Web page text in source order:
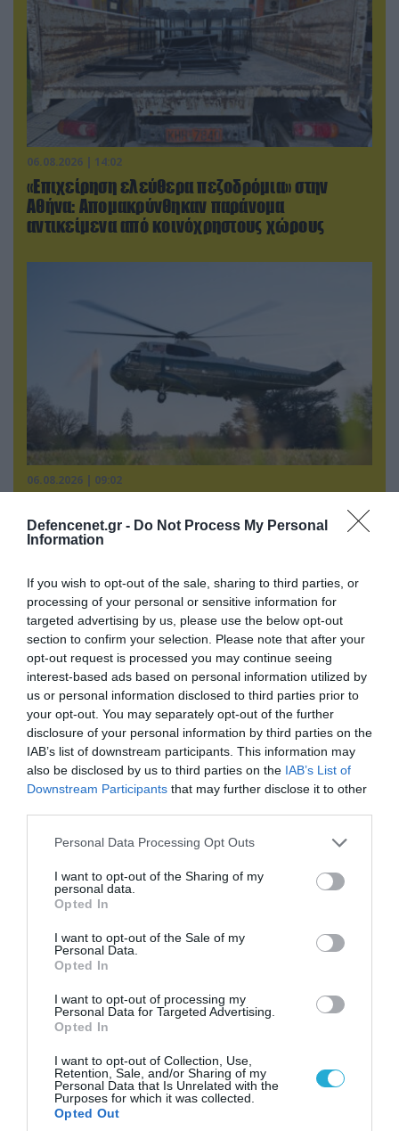
Defencenet.gr - Do Not Process My Personal
Information
If you wish to opt-out of the sale, sharing to third parties, or
processing of your personal or sensitive information for
targeted advertising by us, please use the below opt-out
section to confirm your selection. Please note that after your
opt-out request is processed you may continue seeing
interest-based ads based on personal information utilized by
us or personal information disclosed to third parties prior to
your opt-out. You may separately opt-out of the further
disclosure of your personal information by third parties on the
IAB’s list of downstream participants. This information may
also be disclosed by us to third parties on the IAB’s List of
Downstream Participants that may further disclose it to other
Please note that this website/app uses one or more Google
not limited to your visit or usage behaviour. You may click to
grant or deny consent to Google and its third-party tags to
use your data for below specified purposes in below Google
consent section.
Personal Data Processing Opt Outs
I want to opt-out of the Sharing of my
personal data.
Opted In
I want to opt-out of the Sale of my
Personal Data.
Opted In
I want to opt-out of processing my
Personal Data for Targeted Advertising.
Opted In
I want to opt-out of Collection, Use,
Retention, Sale, and/or Sharing of my
Personal Data that Is Unrelated with the
Purposes for which it was collected.
Opted Out
06.08.2026 | 14:02
«Επιχείρηση ελεύθερα πεζοδρόμια» στην
Αθήνα: Απομακρύνθηκαν παράνομα
αντικείμενα από κοινόχρηστους χώρους
06.08.2026 | 09:02
προεδρικό ελικόπτερο Marine One – Βρέθηκε
δίπλα σε επιβατικό αεροσκάφος
των ελικοπτέρων στην Ψάθα – Σενάριο για
ΠΟΛΙΤΙΚΗ